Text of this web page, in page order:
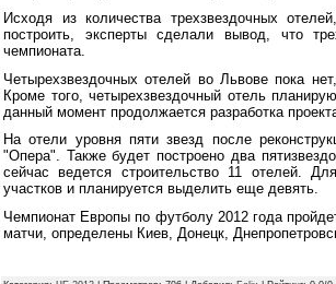
Исходя из количества трехзвездочных
построить, эксперты сделали вывод, что
чемпионата.
Четырехзвездочных отелей во Львове пока
Кроме того, четырехзвездочный отель
данный момент продолжается разработка
На отели уровня пяти звезд после
"Опера". Также будет построено два
сейчас ведется строительство 11 отелей.
участков и планируется выделить еще девять.
Чемпионат Европы по футболу 2012 года
матчи, определены Киев, Донецк,